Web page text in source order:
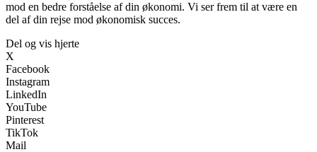
mod en bedre forståelse af din økonomi. Vi ser frem til at være en
del af din rejse mod økonomisk succes.
Del og vis hjerte
X
Facebook
Instagram
LinkedIn
YouTube
Pinterest
TikTok
Mail